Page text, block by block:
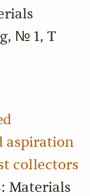
№ 1, Т
aspiration
collectors
Materials